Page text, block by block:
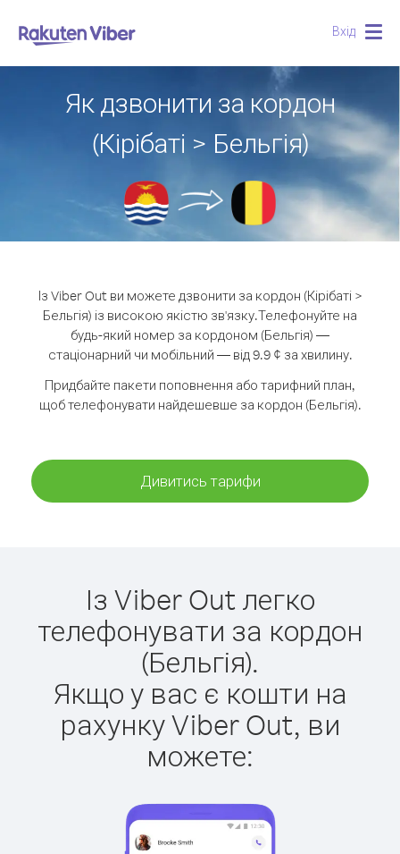
Вхід
Як дзвонити за кордон
(Кірібаті > Бельгія)
Із Viber Out ви можете дзвонити за кордон (Кірібаті >
Бельгія) із високою якістю зв'язку.Телефонуйте на
будь-який номер за кордоном (Бельгія) —
стаціонарний чи мобільний — від 9.9 ¢ за хвилину.
Придбайте пакети поповнення або тарифний план,
щоб телефонувати найдешевше за кордон (Бельгія).
Дивитись тарифи
Із Viber Out легко
телефонувати за кордон
(Бельгія).
Якщо у вас є кошти на
рахунку Viber Out, ви
можете: